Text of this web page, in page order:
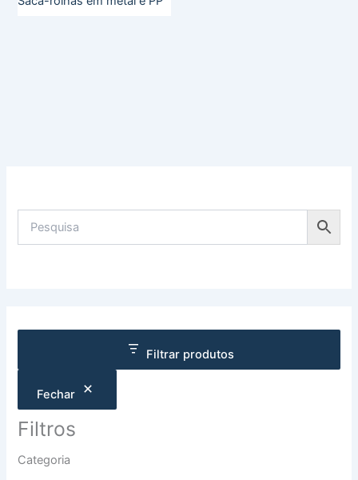
Filtrar produtos
Fechar
Filtros
Categoria